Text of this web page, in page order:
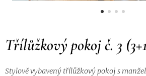
Třílůžkový pokoj č. 3
Stylově vybavený třílůžkový pokoj s